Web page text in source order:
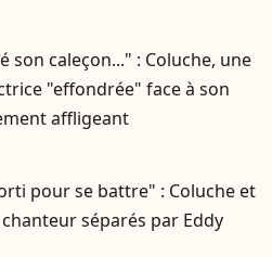
son caleçon..." : Coluche, une
"effondrée" face à son
affligeant
pour se battre" : Coluche et
séparés par Eddy